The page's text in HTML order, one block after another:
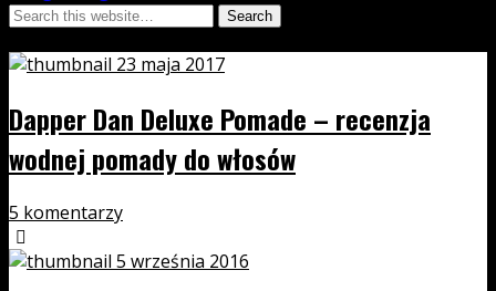
23 maja 2017
Dapper Dan Deluxe Pomade – recenzja
wodnej pomady do włosów
5 komentarzy
5 września 2016